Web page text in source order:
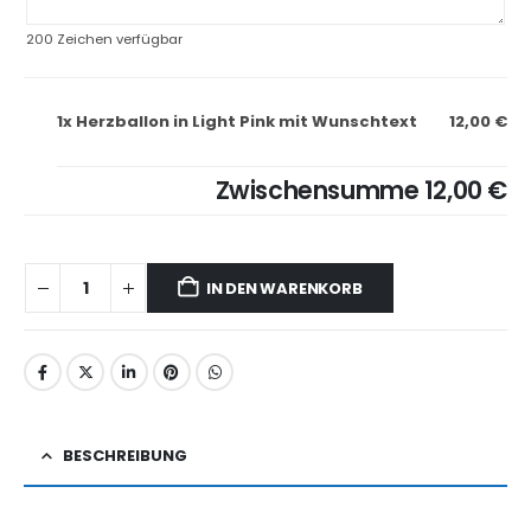
200 Zeichen verfügbar
1x Herzballon in Light Pink mit Wunschtext 12,00 €
Zwischensumme 12,00 €
IN DEN WARENKORB
BESCHREIBUNG